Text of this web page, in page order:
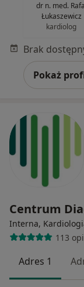
dr n. med.
Łukaszewicz
kardiolog
Pokaż
Centrum
Interna,
113
Adres 1